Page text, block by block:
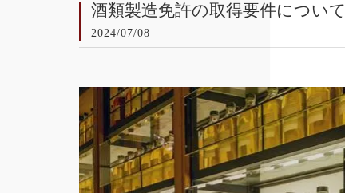
酒類製造免許の取得要件について
2024/07/08